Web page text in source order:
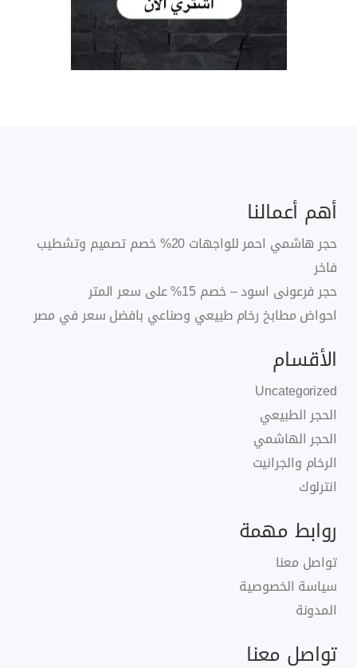
أهم أعمالنا
حجر هاشمي احمر للواجهات 20% خصم تصميم وتشطيب
فاخر
حجر فرعونى اسود – خصم 15% على سعر المتر
احواض مطابخ رخام طبيعي وصناعي بافضل سعر في مصر
الأقسام
Uncategorized
الحجر الطبيعي
الحجر الهاشمي
الرخام والجرانيت
انترلوك
روابط مهمة
تواصل معنا
سياسة الخصوصية
المدونة
تواصل معنا